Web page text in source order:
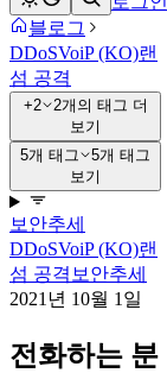
블로그
DDoSVoiP (KO)랜
섬 공격
+2
2개의 태그 더
보기
5개 태그
5개 태그
보기
보안추세
DDoSVoiP (KO)랜
섬 공격 보안추세
2021년 10월 1일
전화하는 분